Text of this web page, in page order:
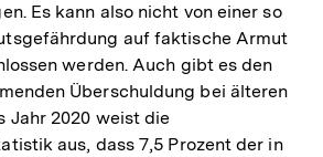
Es kann also nicht von einer so
auf faktische Armut
werden. Auch gibt es den
Überschuldung bei älteren
Jahr 2020 weist die
aus, dass 7,5 Prozent der in